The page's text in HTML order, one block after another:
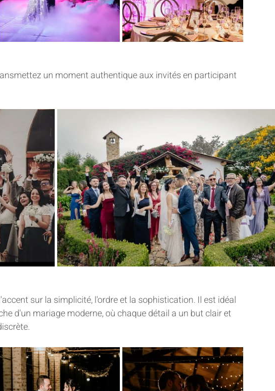
un moment authentique aux invités en participant
sur la simplicité, l'ordre et la sophistication. Il est idéal
d'un mariage moderne, où chaque détail a un but clair et